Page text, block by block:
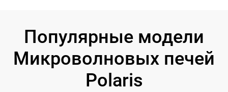
Популярные модели
Микроволновых печей
Polaris